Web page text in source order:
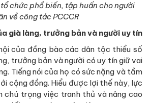
chức phổ biến, tập huấn cho người
về công tác PCCCR
già làng, trưởng bản và người uy tín
của đồng bào các dân tộc thiểu số
trưởng bản và người có uy tín giữ vai
Tiếng nói của họ có sức nặng và tầm
cộng đồng. Hiểu được lợi thế này, lực
chú trọng việc tranh thủ và nâng cao